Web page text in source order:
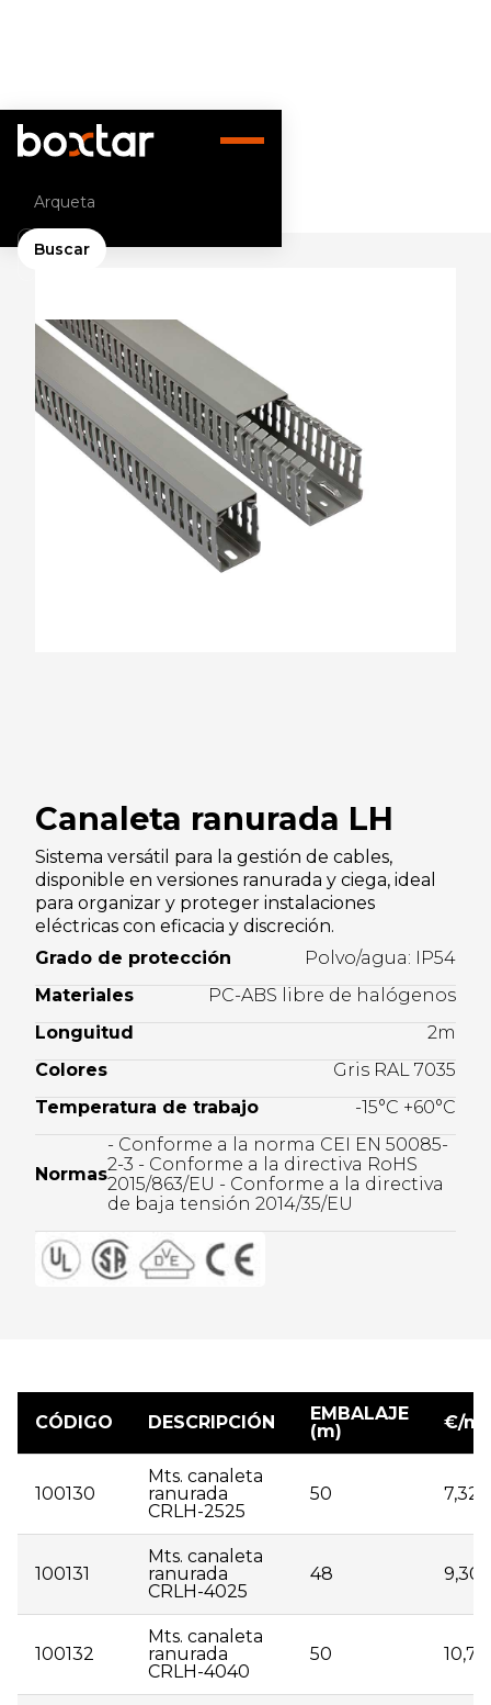
Canaleta ranurada LH
Sistema versátil para la gestión de cables,
disponible en versiones ranurada y ciega, ideal
para organizar y proteger instalaciones
eléctricas con eficacia y discreción.
Grado de protección
Polvo/agua: IP54
Materiales
PC-ABS libre de halógenos
Longuitud
2m
Colores
Gris RAL 7035
Temperatura de trabajo
-15°C +60°C
Normas
- Conforme a la norma CEI EN 50085-
2-3 - Conforme a la directiva RoHS
2015/863/EU - Conforme a la directiva
de baja tensión 2014/35/EU
CÓDIGO DESCRIPCIÓN
EMBALAJE
(m)
€/m
100130
Mts. canaleta
ranurada
CRLH-2525
50 7,32
100131
Mts. canaleta
ranurada
CRLH-4025
48 9,30
100132
Mts. canaleta
ranurada
CRLH-4040
50 10,70